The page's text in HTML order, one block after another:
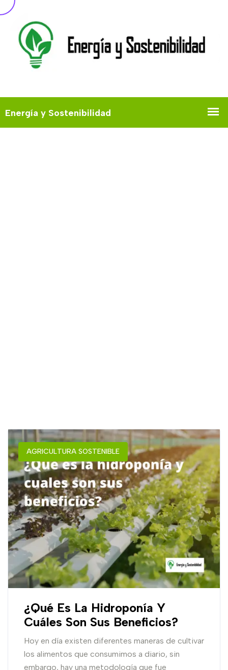
AGRICULTURA SOSTENIBLE
¿Qué Es La Hidroponía Y
Cuáles Son Sus Beneficios?
Hoy en día existen diferentes maneras de cultivar
los alimentos que consumimos a diario, sin
embargo, hay una metodología que fue